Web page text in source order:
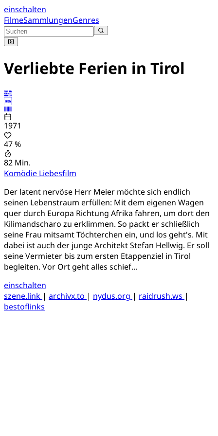
einschalten
FilmeSammlungenGenres
Verliebte Ferien in Tirol
1971
47 %
82 Min.
Komödie Liebesfilm
Der latent nervöse Herr Meier möchte sich endlich
seinen Lebenstraum erfüllen: Mit dem eigenen Wagen
quer durch Europa Richtung Afrika fahren, um dort den
Kilimandscharo zu erklimmen. So packt er schließlich
seine Frau mitsamt Töchterchen ein, und los geht's. Mit
dabei ist auch der junge Architekt Stefan Hellwig. Er soll
seine Vermieter bis zum ersten Etappenziel in Tirol
begleiten. Vor Ort geht alles schief...
einschalten
szene.link | archivx.to | nydus.org | raidrush.ws |
bestoflinks